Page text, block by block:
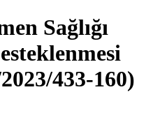
Sağlığı
433-160)